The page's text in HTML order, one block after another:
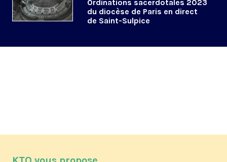
Ordinations sacerdotales 2023
du diocèse de Paris en direct
de Saint-Sulpice